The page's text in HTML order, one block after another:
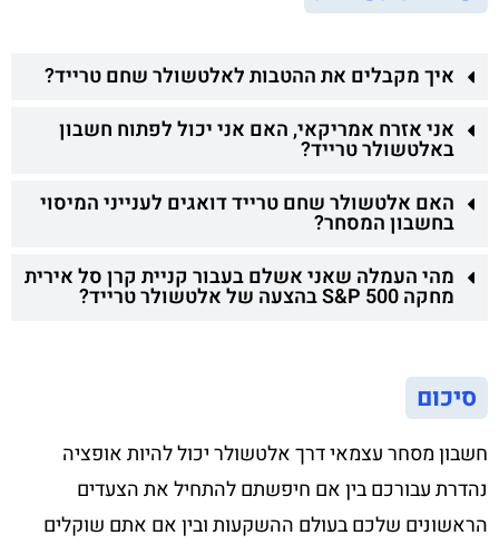
איך מקבלים את ההטבות לאלטשולר שחם טרייד?
אני אזרח אמריקאי, האם אני יכול לפתוח חשבון
באלטשולר טרייד?
האם אלטשולר שחם טרייד דואגים לענייני המיסוי
בחשבון המסחר?
מהי העמלה שאני אשלם בעבור קניית קרן סל אירית
מחקה S&P 500 בהצעה של אלטשולר טרייד?
סיכום
חשבון מסחר עצמאי דרך אלטשולר יכול להיות אופציה
נהדרת עבורכם בין אם חיפשתם להתחיל את הצעדים
הראשונים שלכם בעולם ההשקעות ובין אם אתם שוקלים